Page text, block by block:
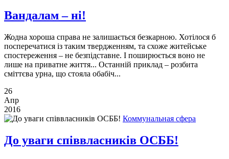
Вандалам – ні!
Жодна хороша справа не залишається безкарною. Хотілося б
посперечатися із таким твердженням, та схоже житейське
спостереження – не безпідставне. І поширюється воно не
лише на приватне життя... Останній приклад – розбита
сміттєва урна, що стояла обабіч...
26
Апр
2016
Коммунальная сфера
До уваги співвласників ОСББ!